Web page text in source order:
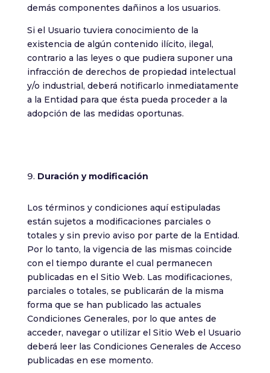
demás componentes dañinos a los usuarios.
Si el Usuario tuviera conocimiento de la
existencia de algún contenido ilícito, ilegal,
contrario a las leyes o que pudiera suponer una
infracción de derechos de propiedad intelectual
y/o industrial, deberá notificarlo inmediatamente
a la Entidad para que ésta pueda proceder a la
adopción de las medidas oportunas.
Duración y modificación
Los términos y condiciones aquí estipuladas
están sujetos a modificaciones parciales o
totales y sin previo aviso por parte de la Entidad.
Por lo tanto, la vigencia de las mismas coincide
con el tiempo durante el cual permanecen
publicadas en el Sitio Web. Las modificaciones,
parciales o totales, se publicarán de la misma
forma que se han publicado las actuales
Condiciones Generales, por lo que antes de
acceder, navegar o utilizar el Sitio Web el Usuario
deberá leer las Condiciones Generales de Acceso
publicadas en ese momento.